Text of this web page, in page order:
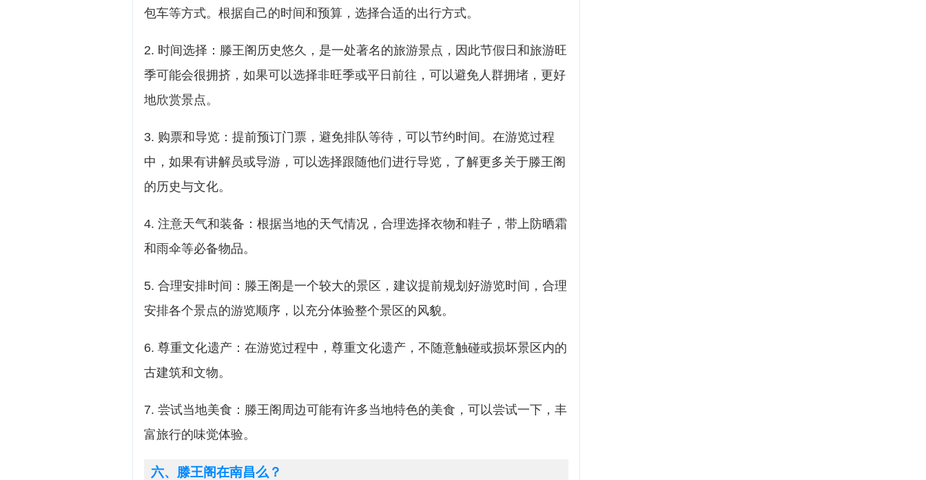
包车等方式。根据自己的时间和预算，选择合适的出行方式。
2. 时间选择：滕王阁历史悠久，是一处著名的旅游景点，因此节假日和旅游旺
季可能会很拥挤，如果可以选择非旺季或平日前往，可以避免人群拥堵，更好
地欣赏景点。
3. 购票和导览：提前预订门票，避免排队等待，可以节约时间。在游览过程
中，如果有讲解员或导游，可以选择跟随他们进行导览，了解更多关于滕王阁
的历史与文化。
4. 注意天气和装备：根据当地的天气情况，合理选择衣物和鞋子，带上防晒霜
和雨伞等必备物品。
5. 合理安排时间：滕王阁是一个较大的景区，建议提前规划好游览时间，合理
安排各个景点的游览顺序，以充分体验整个景区的风貌。
6. 尊重文化遗产：在游览过程中，尊重文化遗产，不随意触碰或损坏景区内的
古建筑和文物。
7. 尝试当地美食：滕王阁周边可能有许多当地特色的美食，可以尝试一下，丰
富旅行的味觉体验。
六、滕王阁在南昌么？